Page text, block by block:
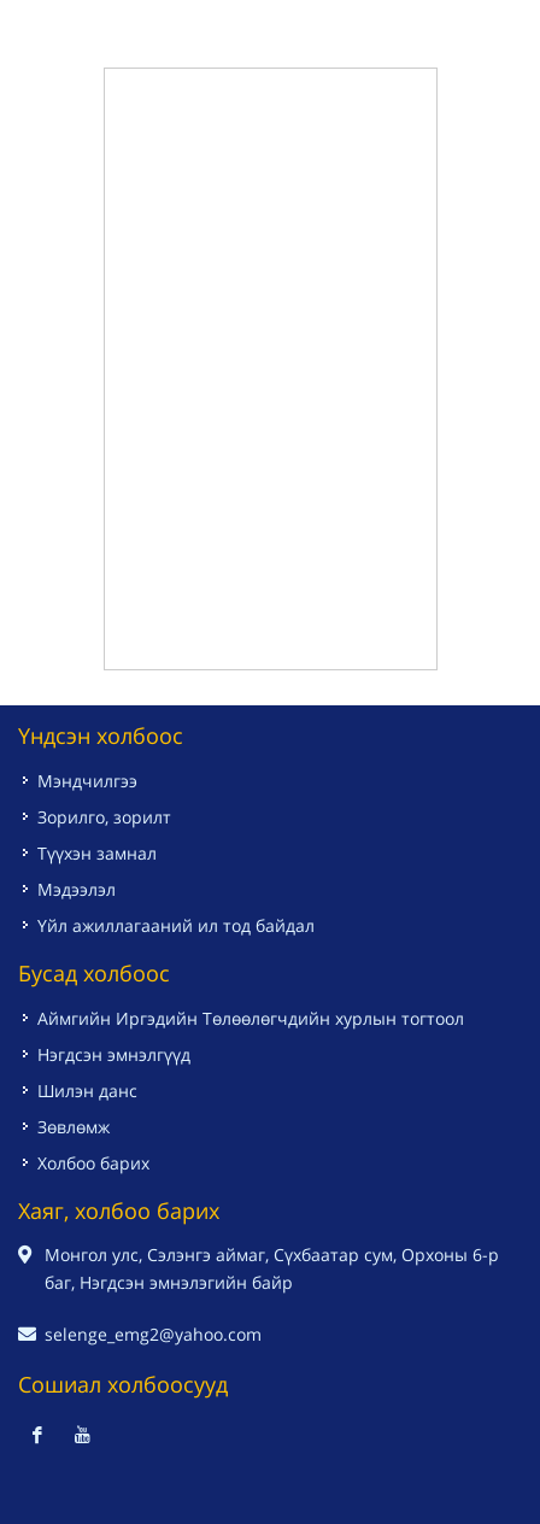
Үндсэн холбоос
Мэндчилгээ
Зорилго, зорилт
Түүхэн замнал
Мэдээлэл
Үйл ажиллагааний ил тод байдал
Бусад холбоос
Аймгийн Иргэдийн Төлөөлөгчдийн хурлын тогтоол
Нэгдсэн эмнэлгүүд
Шилэн данс
Зөвлөмж
Холбоо барих
Хаяг, холбоо барих
Монгол улс, Сэлэнгэ аймаг, Сүхбаатар сум, Орхоны 6-р
баг, Нэгдсэн эмнэлэгийн байр
selenge_emg2@yahoo.com
Сошиал холбоосууд